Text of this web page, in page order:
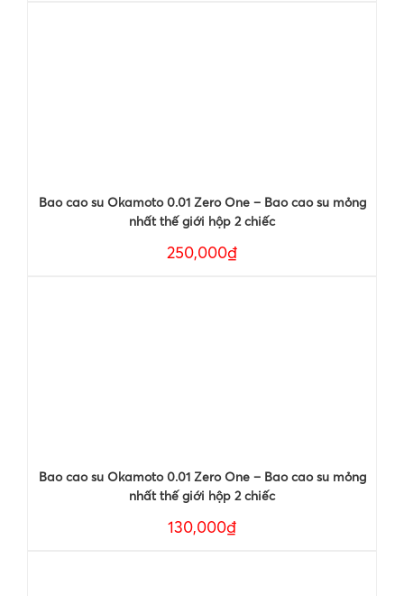
Bao cao su Okamoto 0.01 Zero One – Bao cao su mỏng
nhất thế giới hộp 2 chiếc
250,000₫
Bao cao su Okamoto 0.01 Zero One – Bao cao su mỏng
nhất thế giới hộp 2 chiếc
130,000₫